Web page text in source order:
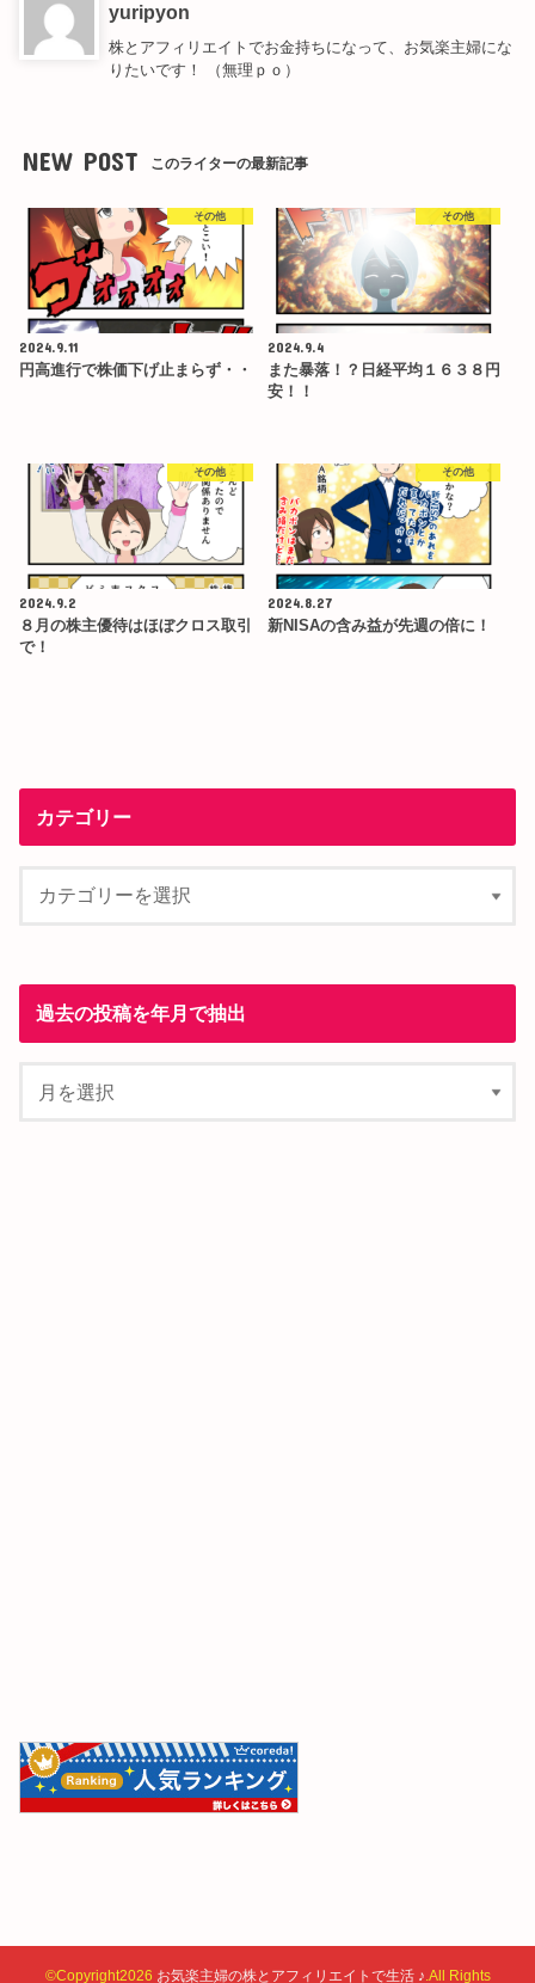
yuripyon
株とアフィリエイトでお金持ちになって、お気楽主婦にな
りたいです！ （無理ｐｏ）
NEW POST このライターの最新記事
その他
2024.9.11
円高進行で株価下げ止まらず・・
その他
2024.9.4
また暴落！？日経平均１６３８円
安！！
その他
2024.9.2
８月の株主優待はほぼクロス取引
で！
その他
2024.8.27
新NISAの含み益が先週の倍に！
カテゴリー
過去の投稿を年月で抽出
©Copyright2026 お気楽主婦の株とアフィリエイトで生活 ♪ .All Rights